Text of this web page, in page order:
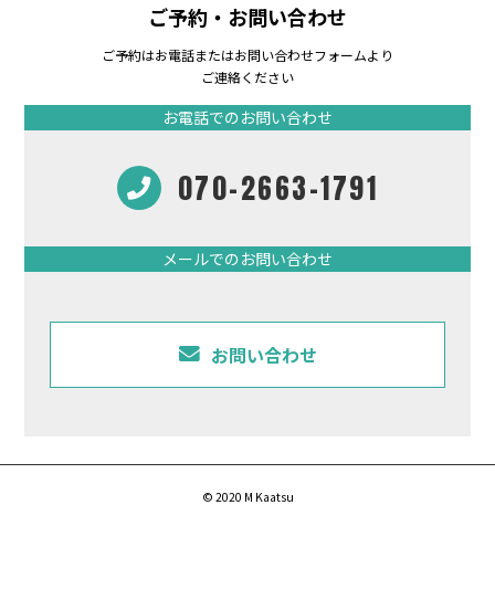
ご予約・お問い合わせ
ご予約はお電話またはお問い合わせフォームより
ご連絡ください
お電話でのお問い合わせ
070-2663-1791
メールでのお問い合わせ
お問い合わせ
© 2020 M Kaatsu